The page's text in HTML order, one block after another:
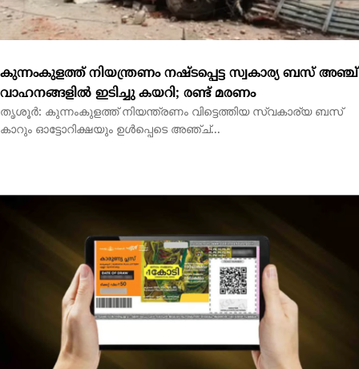
ഒരു കോടിയുടെ ഭാഗ്യശാലി ആര്?; കാരുണ്യ പ്ലസ് ലോട്ടറി
ഫലം പ്രഖ്യാപിച്ചു
തിരുവനന്തപുരം: സംസ്ഥാന ഭാഗ്യക്കുറി വകുപ്പിന്റെ കാരുണ്യ